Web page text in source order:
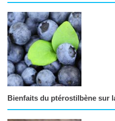
Bienfaits du ptérostilbène sur